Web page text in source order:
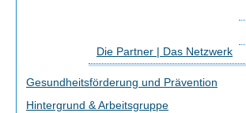
Die Partner | Das Netzwerk
Gesundheitsförderung und Prävention
Hintergrund & Arbeitsgruppe